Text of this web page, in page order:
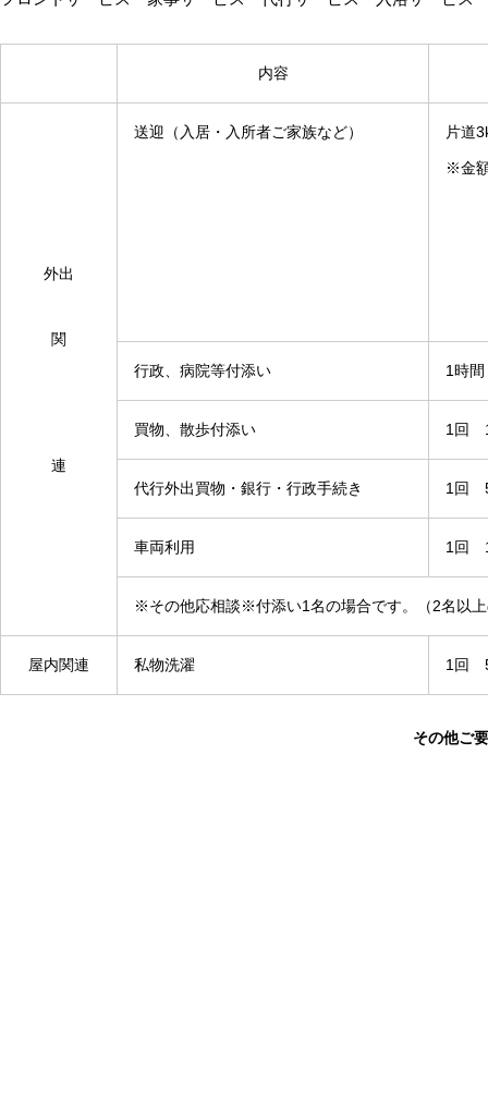
内容
外出
関
連
送迎（入居・入所者ご家族など） 片道
※金
行政、病院等付添い 1時
買物、散歩付添い 1回
代行外出買物・銀行・行政手続き 1回
車両利用 1回
※その他応相談※付添い1名の場合です。（2名以
屋内関連 私物洗濯 1回
その他ご